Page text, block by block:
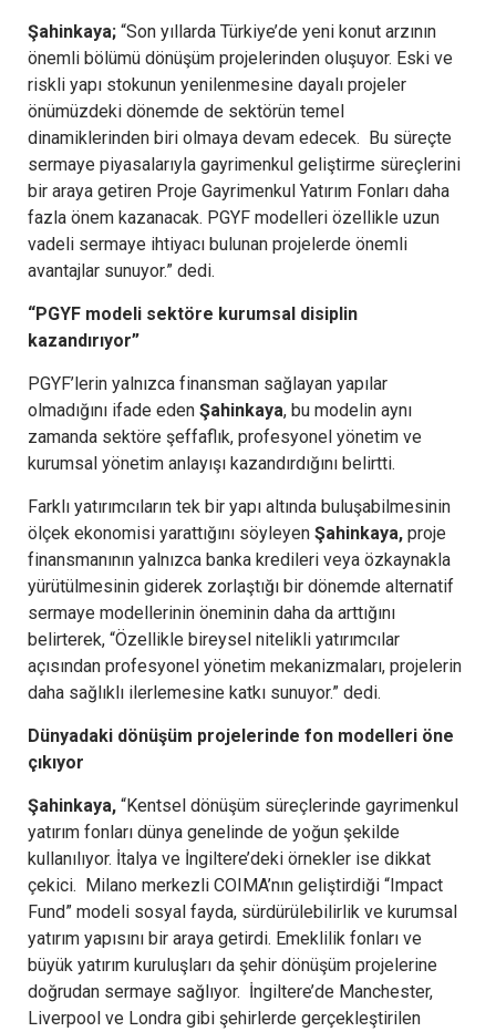
Şahinkaya; “Son yıllarda Türkiye’de yeni konut arzının
önemli bölümü dönüşüm projelerinden oluşuyor. Eski ve
riskli yapı stokunun yenilenmesine dayalı projeler
önümüzdeki dönemde de sektörün temel
dinamiklerinden biri olmaya devam edecek. Bu süreçte
sermaye piyasalarıyla gayrimenkul geliştirme süreçlerini
bir araya getiren Proje Gayrimenkul Yatırım Fonları daha
fazla önem kazanacak. PGYF modelleri özellikle uzun
vadeli sermaye ihtiyacı bulunan projelerde önemli
avantajlar sunuyor.” dedi.
“PGYF modeli sektöre kurumsal disiplin
kazandırıyor”
PGYF’lerin yalnızca finansman sağlayan yapılar
olmadığını ifade eden Şahinkaya, bu modelin aynı
zamanda sektöre şeffaflık, profesyonel yönetim ve
kurumsal yönetim anlayışı kazandırdığını belirtti.
Farklı yatırımcıların tek bir yapı altında buluşabilmesinin
ölçek ekonomisi yarattığını söyleyen Şahinkaya, proje
finansmanının yalnızca banka kredileri veya özkaynakla
yürütülmesinin giderek zorlaştığı bir dönemde alternatif
sermaye modellerinin öneminin daha da arttığını
belirterek, “Özellikle bireysel nitelikli yatırımcılar
açısından profesyonel yönetim mekanizmaları, projelerin
daha sağlıklı ilerlemesine katkı sunuyor.” dedi.
Dünyadaki dönüşüm projelerinde fon modelleri öne
çıkıyor
Şahinkaya, “Kentsel dönüşüm süreçlerinde gayrimenkul
yatırım fonları dünya genelinde de yoğun şekilde
kullanılıyor. İtalya ve İngiltere’deki örnekler ise dikkat
çekici. Milano merkezli COIMA’nın geliştirdiği “Impact
Fund” modeli sosyal fayda, sürdürülebilirlik ve kurumsal
yatırım yapısını bir araya getirdi. Emeklilik fonları ve
büyük yatırım kuruluşları da şehir dönüşüm projelerine
doğrudan sermaye sağlıyor. İngiltere’de Manchester,
Liverpool ve Londra gibi şehirlerde gerçekleştirilen